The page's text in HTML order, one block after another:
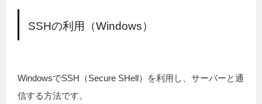
SSHの利用（Windows）
WindowsでSSH（Secure SHell）を利用し、サーバーと通
信する方法です。